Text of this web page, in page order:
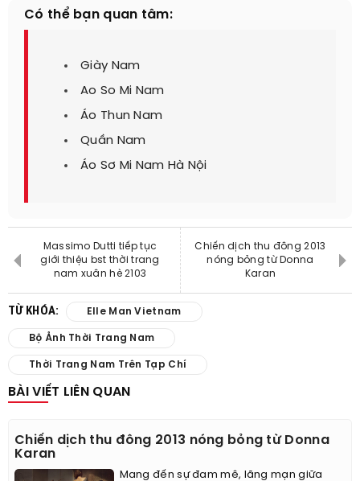
Có thể bạn quan tâm:
Giày Nam
Ao So Mi Nam
Áo Thun Nam
Quần Nam
Áo Sơ Mi Nam Hà Nội
Massimo Dutti tiếp tục
giới thiệu bst thời trang
nam xuân hè 2103
Chiến dịch thu đông 2013
nóng bỏng từ Donna
Karan
TỪ KHÓA: Elle Man Vietnam
Bộ Ảnh Thời Trang Nam
Thời Trang Nam Trên Tạp Chí
BÀI VIẾT LIÊN QUAN
Chiến dịch thu đông 2013 nóng bỏng từ Donna
Karan
Mang đến sự đam mê, lãng mạn giữa